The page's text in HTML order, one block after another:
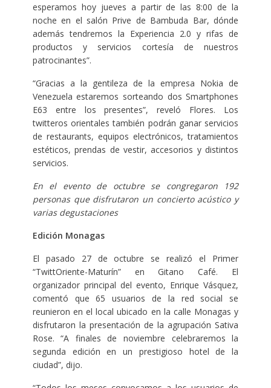
esperamos hoy jueves a partir de las 8:00 de la
noche en el salón Prive de Bambuda Bar, dónde
además tendremos la Experiencia 2.0 y rifas de
productos y servicios cortesía de nuestros
patrocinantes”.
“Gracias a la gentileza de la empresa Nokia de
Venezuela estaremos sorteando dos Smartphones
E63 entre los presentes”, reveló Flores. Los
twitteros orientales también podrán ganar servicios
de restaurants, equipos electrónicos, tratamientos
estéticos, prendas de vestir, accesorios y distintos
servicios.
En el evento de octubre se congregaron 192
personas que disfrutaron un concierto acústico y
varias degustaciones
Edición Monagas
El pasado 27 de octubre se realizó el Primer
“TwittOriente-Maturín” en Gitano Café. El
organizador principal del evento, Enrique Vásquez,
comentó que 65 usuarios de la red social se
reunieron en el local ubicado en la calle Monagas y
disfrutaron la presentación de la agrupación Sativa
Rose. “A finales de noviembre celebraremos la
segunda edición en un prestigioso hotel de la
ciudad”, dijo.